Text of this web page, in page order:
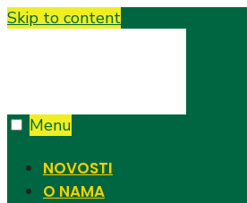
Skip to content
Menu
NOVOSTI
O NAMA